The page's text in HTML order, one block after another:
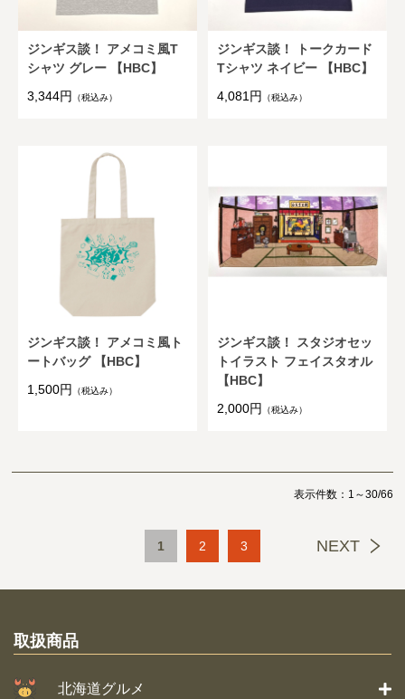
ジンギス談！ アメコミ風T
シャツ グレー 【HBC】
3,344円 （税込み）
ジンギス談！ トークカード
Tシャツ ネイビー 【HBC】
4,081円
（税込み）
ジンギス談！ アメコミ風ト
ートバッグ 【HBC】
1,500円
（税込み）
ジンギス談！ スタジオセッ
トイラスト フェイスタオル
【HBC】
2,000円
（税込み）
表示件数：1～30/66
NEXT
1 2 3
取扱商品
北海道グルメ